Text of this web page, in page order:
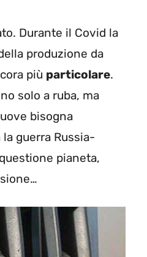
Durante il Covid la
produzione da
più particolare.
solo a ruba, ma
bisogna
guerra Russia-
pianeta,